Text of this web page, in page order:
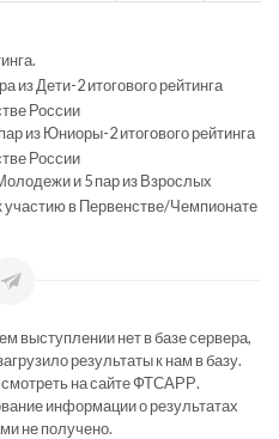
из Дети-2 итогового рейтинга
России
из Юниоры-2 итогового рейтинга
России
и 5 пар из Взрослых
участию в Первенстве/Чемпионате
выступлении нет в базе сервера,
результаты к нам в базу.
на сайте ФТСАРР.
информации о результатах
не получено.